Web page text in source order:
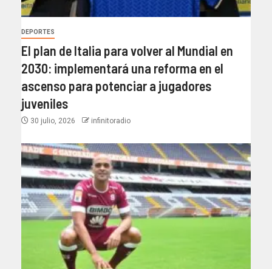
DEPORTES
El plan de Italia para volver al Mundial en
2030: implementará una reforma en el
ascenso para potenciar a jugadores
juveniles
30 julio, 2026 infinitoradio